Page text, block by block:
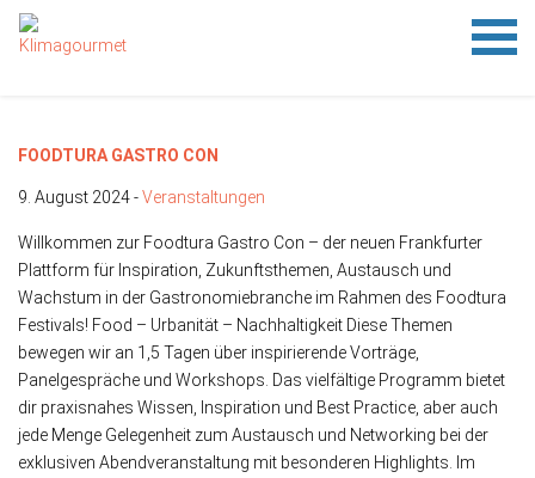
FOODTURA GASTRO CON
9. August 2024 -Veranstaltungen
Willkommen zur Foodtura Gastro Con – der neuen Frankfurter
Plattform für Inspiration, Zukunftsthemen, Austausch und
Wachstum in der Gastronomiebranche im Rahmen des Foodtura
Festivals! Food – Urbanität – Nachhaltigkeit Diese Themen
bewegen wir an 1,5 Tagen über inspirierende Vorträge,
Panelgespräche und Workshops. Das vielfältige Programm bietet
dir praxisnahes Wissen, Inspiration und Best Practice, aber auch
jede Menge Gelegenheit zum Austausch und Networking bei der
exklusiven Abendveranstaltung mit besonderen Highlights. Im